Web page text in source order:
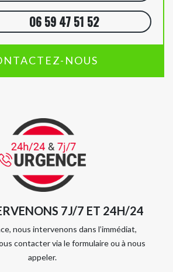
06 59 47 51 52
NOUS
7J/7 ET 24H/24
nous intervenons dans l’immédiat,
contacter via le formulaire ou à nous
appeler.